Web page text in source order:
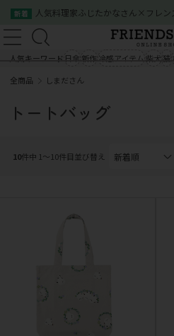
商品一覧
会社概要
新着 人気料理家ふじたかなさん×フレ
人気キーワード 日傘 新作 冷感アイテム 柴犬猫
クイックオーダー
03-5534-0100
全商品 しまださん
トートバッグ
10件中 1〜10件目並び替え